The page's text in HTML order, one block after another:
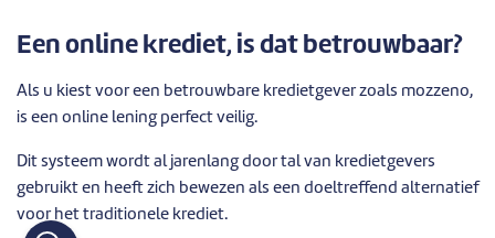
Een online krediet, is dat betrouwbaar?
Als u kiest voor een betrouwbare kredietgever zoals mozzeno,
is een online lening perfect veilig.
Dit systeem wordt al jarenlang door tal van kredietgevers
gebruikt en heeft zich bewezen als een doeltreffend alternatief
voor het traditionele krediet.